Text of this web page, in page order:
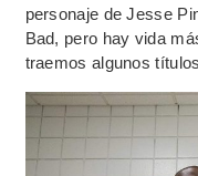
personaje de Jesse
Bad, pero hay vida
traemos algunos